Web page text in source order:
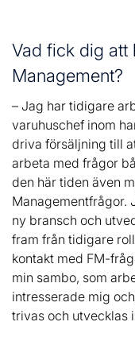
Vad fick dig att
Management?
– Jag har tidigare
varuhuschef inom
driva försäljning till
arbeta med frågor
den här tiden även
Managementfrågor.
ny bransch och
fram från tidigare
kontakt med FM-
min sambo, som
intresserade mig
trivas och utvecklas